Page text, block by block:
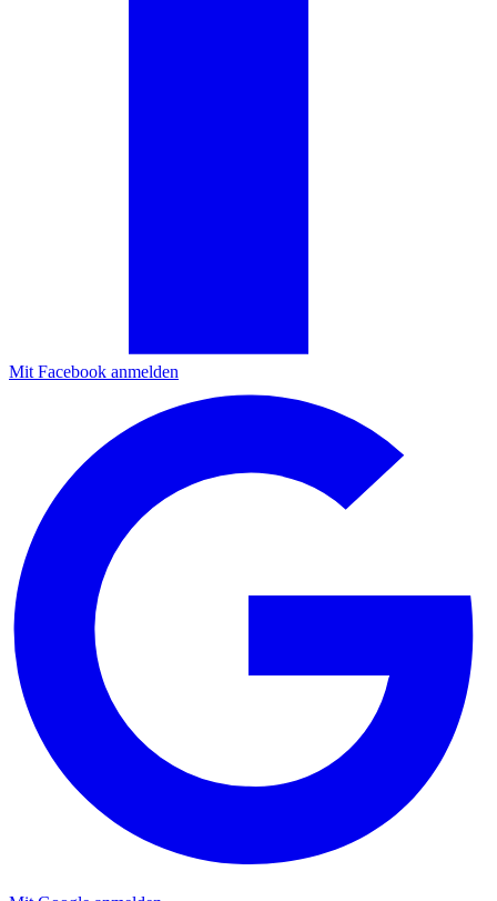
Mit Facebook anmelden